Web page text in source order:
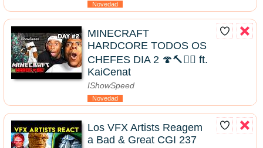
Novedad
MINECRAFT
HARDCORE TODOS OS
CHEFES DIA 2 🍄🔨🧟‍♂️ ft.
KaiCenat
IShowSpeed
Novedad
Los VFX Artists Reagem
a Bad & Great CGI 237